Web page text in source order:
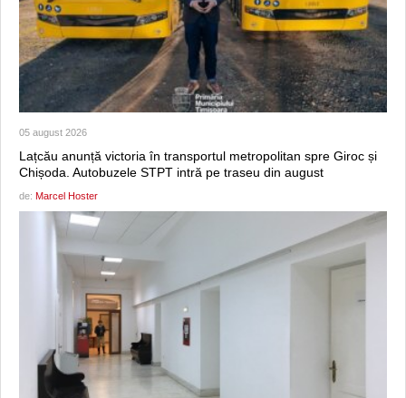
05 august 2026
Lațcău anunță victoria în transportul metropolitan spre Giroc și
Chișoda. Autobuzele STPT intră pe traseu din august
de: Marcel Hoster